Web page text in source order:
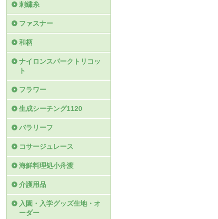
刺繍糸
ファスナー
和柄
ナイロンスパークトリコッ
ト
フラワー
生成シーチング1120
バラリーフ
コサージュレース
海鮮料理処小舟渡
介護用品
入園・入学グッズ生地・オ
ーダー